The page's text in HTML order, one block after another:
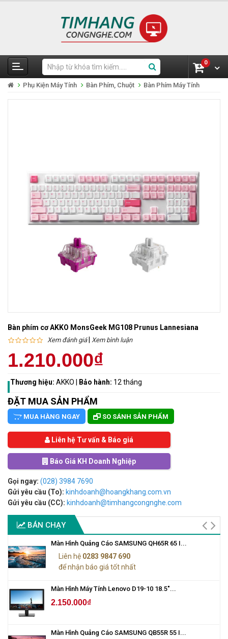
0
Phụ Kiện Máy Tính Bàn Phím, Chuột Bàn Phím Máy Tính
Bàn phím cơ AKKO MonsGeek MG108 Prunus Lannesiana
Xem đánh giá| Xem bình luận
1.210.000₫
Thương hiệu: AKKO Bảo hành: 12 tháng
ĐẶT MUA SẢN PHẨM
MUA HÀNG NGAY SO SÁNH SẢN PHẨM
Liên hệ Tư vấn & Báo giá
Báo Giá KH Doanh Nghiệp
Gọi ngay: (028) 3984 7690
Gửi yêu cầu (To): kinhdoanh@hoangkhang.com.vn
Gửi yêu cầu (CC): kinhdoanh@timhangcongnghe.com
BÁN CHẠY
Màn Hình Quảng Cáo SAMSUNG QH65R 65 I...
Liên hệ 0283 9847 690
để nhận báo giá tốt nhất
Màn Hình Máy Tính Lenovo D19-10 18.5"...
2.150.000₫
Màn Hình Quảng Cáo SAMSUNG QB55R 55 I...